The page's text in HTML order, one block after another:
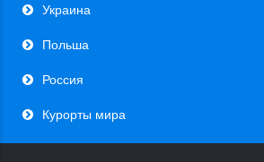
Украина
Польша
Россия
Курорты мира